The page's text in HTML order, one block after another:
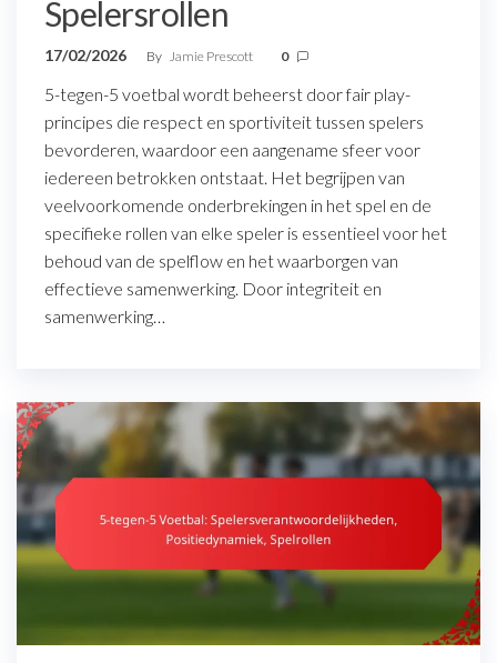
Spelersrollen
17/02/2026 By Jamie Prescott 0
5-tegen-5 voetbal wordt beheerst door fair play-
principes die respect en sportiviteit tussen spelers
bevorderen, waardoor een aangename sfeer voor
iedereen betrokken ontstaat. Het begrijpen van
veelvoorkomende onderbrekingen in het spel en de
specifieke rollen van elke speler is essentieel voor het
behoud van de spelflow en het waarborgen van
effectieve samenwerking. Door integriteit en
samenwerking…